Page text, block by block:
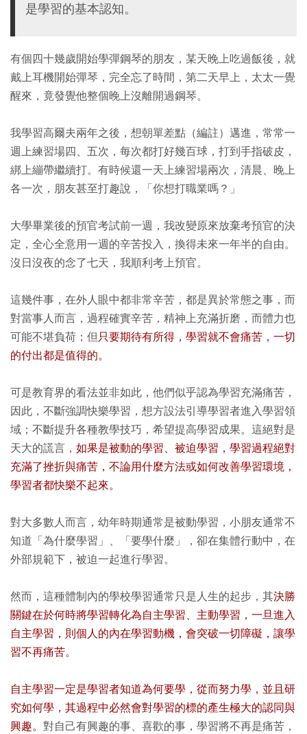
是學習的基本認知。
有個四十幾歲開始學彈鋼琴的朋友，某天晚上吃過飯後，就
戴上耳機開始彈琴，完全忘了時間，第二天早上，太太一覺
醒來，竟發覺他整個晚上沒離開過鋼琴。
我學習高爾夫兩年之後，想朝單差點（編註）邁進，常常一
週上練習場四、五次，每次都打好幾百球，打到手指破皮，
綁上繃帶繼續打。有時候還一天上練習場兩次，清晨、晚上
各一次，朋友甚至打趣說，「你想打職業嗎？」
大學畢業後的預官考試前一週，我改變原來放棄考預官的決
定，全心全意用一週的辛苦投入，換得未來一年半的自由。
沒日沒夜的念了七天，我順利考上預官。
這幾件事，在外人眼中都非常辛苦，都是異於常態之事，而
對當事人而言，過程確實辛苦，精神上充滿折磨，而體力也
可能不堪負荷；但只要期待有所得，學習就不會痛苦，一切
的付出都是值得的。
可是教育界的看法並非如此，他們似乎認為學習充滿痛苦，
因此，不斷強調快樂學習，想方設法引導學習者進入學習領
域；不斷提升各種教學技巧，希望提高學習成果。這絕對是
天大的謊言， 如果是被動的學習、被迫學習，學習過程絕對
充滿了挫折與痛苦，不論用什麼方法或如何改善學習環境，
學習者都快樂不起來。
對大多數人而言，幼年時期通常是被動學習，小朋友通常不
知道「為什麼學習」、「要學什麼」，卻在集體行動中，在
外部規範下，被迫一起進行學習。
然而，這種體制內的學校學習通常只是人生的起步，其決勝
關鍵在於何時將學習轉化為自主學習、主動學習，一旦進入
自主學習，則個人的內在學習動機，會突破一切障礙，讓學
習不再痛苦。
自主學習一定是學習者知道為何要學，從而努力學，並且研
究如何學，其過程中必然會對學習的標的產生極大的認同與
興趣。 對自己有興趣的事、喜歡的事，學習將不再是痛苦，